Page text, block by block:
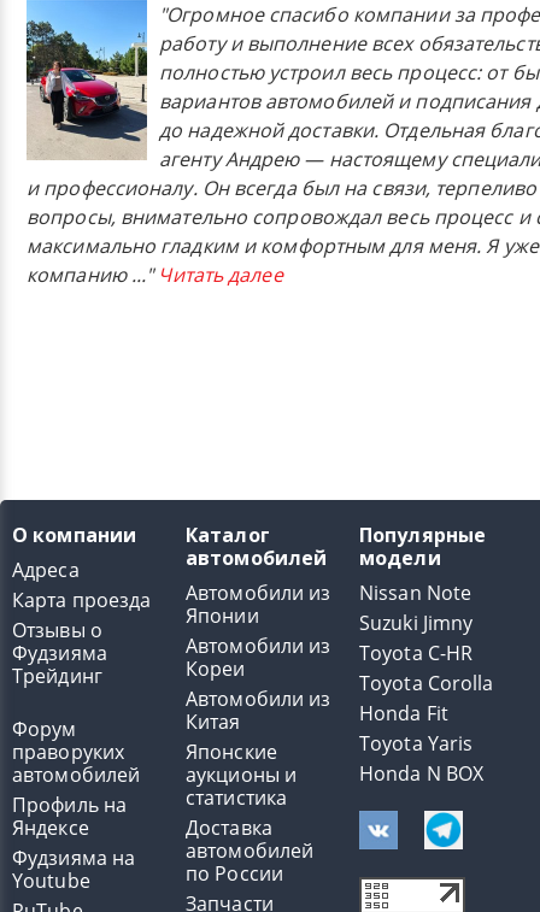
"Огромное спасибо компании за
работу и выполнение всех
полностью устроил весь процесс: от
вариантов автомобилей и подписания
до надежной доставки. Отдельная
агенту Андрею — настоящему
и профессионалу. Он всегда был на связи,
вопросы, внимательно сопровождал весь процесс и
максимально гладким и комфортным для меня. Я
компанию..." Читать далее
О компании
Адреса
Карта проезда
Отзывы о
Фудзияма
Трейдинг
Форум
праворуких
автомобилей
Профиль на
Яндексе
Фудзияма на
Youtube
Каталог
автомобилей
Автомобили из
Японии
Автомобили из
Кореи
Автомобили из
Китая
Японские
аукционы и
статистика
Доставка
автомобилей
по России
Запчасти
Популярные
модели
Nissan Note
Suzuki Jimny
Toyota C-HR
Toyota Corolla
Honda Fit
Toyota Yaris
Honda N BOX